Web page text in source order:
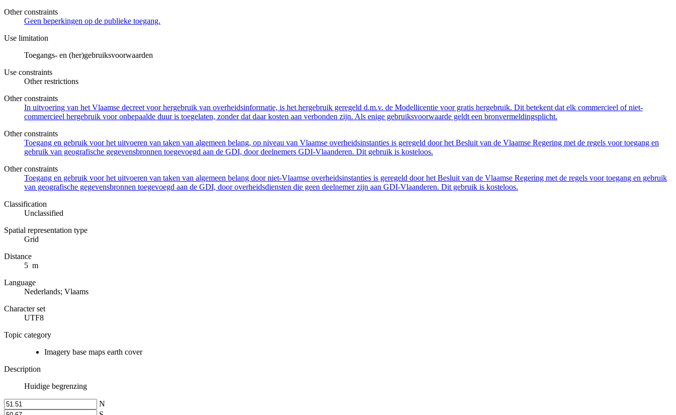
Other constraints
Geen beperkingen op de publieke toegang.
Use limitation
Toegangs- en (her)gebruiksvoorwaarden
Use constraints
Other restrictions
Other constraints
In uitvoering van het Vlaamse decreet voor hergebruik van overheidsinformatie, is het hergebruik geregeld d.m.v. de Modellicentie voor gratis hergebruik. Dit betekent dat elk commercieel of niet-
commercieel hergebruik voor onbepaalde duur is toegelaten, zonder dat daar kosten aan verbonden zijn. Als enige gebruiksvoorwaarde geldt een bronvermeldingsplicht.
Other constraints
Toegang en gebruik voor het uitvoeren van taken van algemeen belang, op niveau van Vlaamse overheidsinstanties is geregeld door het Besluit van de Vlaamse Regering met de regels voor toegang en
gebruik van geografische gegevensbronnen toegevoegd aan de GDI, door deelnemers GDI-Vlaanderen. Dit gebruik is kosteloos.
Other constraints
Toegang en gebruik voor het uitvoeren van taken van algemeen belang door niet-Vlaamse overheidsinstanties is geregeld door het Besluit van de Vlaamse Regering met de regels voor toegang en gebruik
van geografische gegevensbronnen toegevoegd aan de GDI, door overheidsdiensten die geen deelnemer zijn aan GDI-Vlaanderen. Dit gebruik is kosteloos.
Classification
Unclassified
Spatial representation type
Grid
Distance
5 m
Language
Nederlands; Vlaams
Character set
UTF8
Topic category
Imagery base maps earth cover
Description
Huidige begrenzing
N